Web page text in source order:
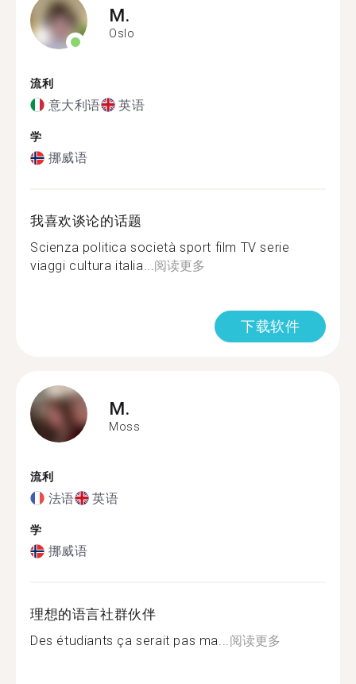
M.
Oslo
流利
意大利语 英语
学
挪威语
我喜欢谈论的话题
Scienza politica società sport film TV serie
viaggi cultura italia...阅读更多
下载软件
M.
Moss
流利
法语 英语
学
挪威语
理想的语言社群伙伴
Des étudiants ça serait pas ma...阅读更多